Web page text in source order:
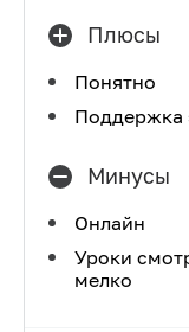
Плюсы
Понятно
Поддержка
Минусы
Онлайн
Уроки
мелко